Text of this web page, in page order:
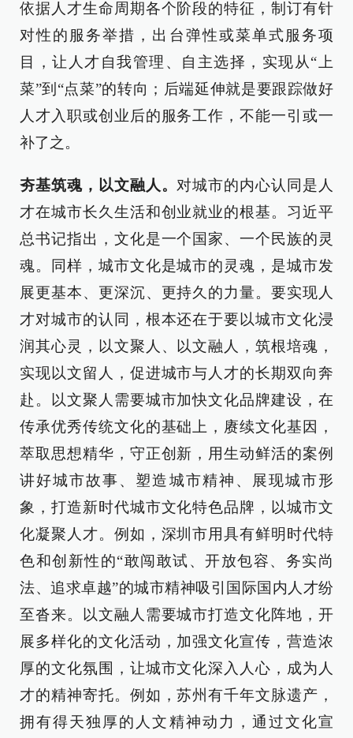
依据人才生命周期各个阶段的特征，制订有针
对性的服务举措，出台弹性或菜单式服务项
目，让人才自我管理、自主选择，实现从“上
菜”到“点菜”的转向；后端延伸就是要跟踪做好
人才入职或创业后的服务工作，不能一引或一
补了之。
夯基筑魂，以文融人。 对城市的内心认同是人
才在城市长久生活和创业就业的根基。习近平
总书记指出，文化是一个国家、一个民族的灵
魂。同样，城市文化是城市的灵魂，是城市发
展更基本、更深沉、更持久的力量。要实现人
才对城市的认同，根本还在于要以城市文化浸
润其心灵，以文聚人、以文融人，筑根培魂，
实现以文留人，促进城市与人才的长期双向奔
赴。以文聚人需要城市加快文化品牌建设，在
传承优秀传统文化的基础上，赓续文化基因，
萃取思想精华，守正创新，用生动鲜活的案例
讲好城市故事、塑造城市精神、展现城市形
象，打造新时代城市文化特色品牌，以城市文
化凝聚人才。例如，深圳市用具有鲜明时代特
色和创新性的“敢闯敢试、开放包容、务实尚
法、追求卓越”的城市精神吸引国际国内人才纷
至沓来。以文融人需要城市打造文化阵地，开
展多样化的文化活动，加强文化宣传，营造浓
厚的文化氛围，让城市文化深入人心，成为人
才的精神寄托。例如，苏州有千年文脉遗产，
拥有得天独厚的人文精神动力，通过文化宣